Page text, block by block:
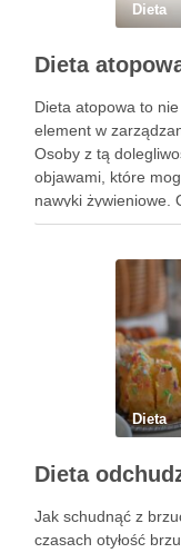
Dieta
Dieta atopowa to
element w
Osoby z tą
objawami, które
nawyki żywieniowe.
pewnych pokarmów
Dieta
Jak schudnąć z
czasach otyłość